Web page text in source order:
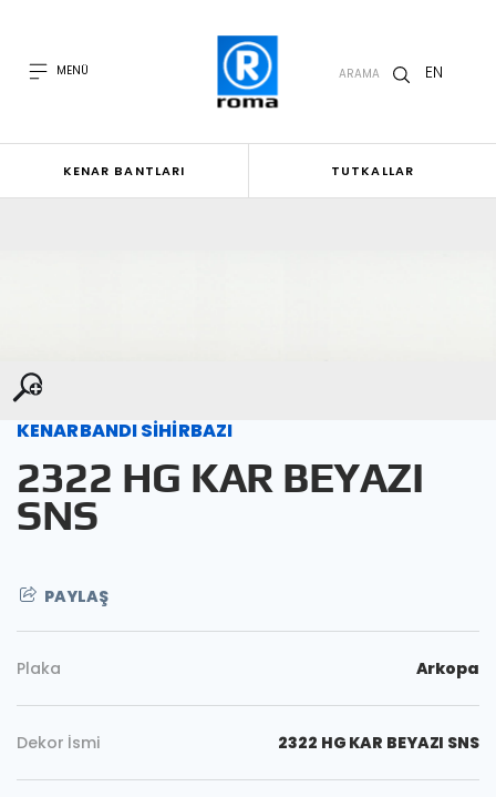
MENÜ ARAMA EN
KENAR BANTLARI TUTKALLAR
KENARBANDI SİHİRBAZI
2322 HG KAR BEYAZI
SNS
PAYLAŞ
Plaka Arkopa
Dekor İsmi 2322 HG KAR BEYAZI SNS